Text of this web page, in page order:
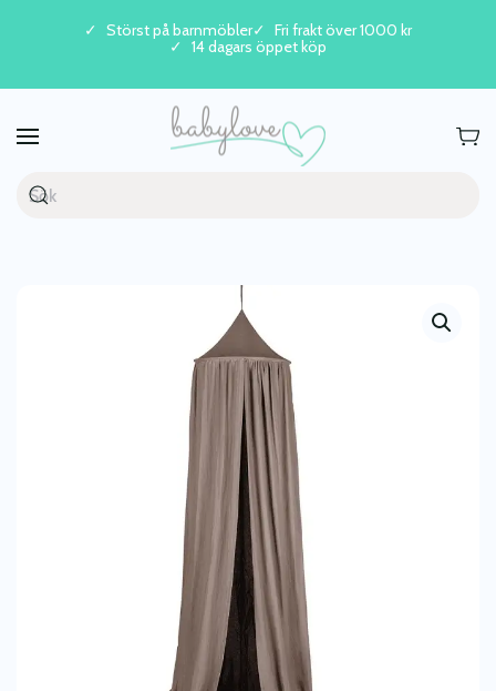
Skip to main content
Störst på barnmöbler
Fri frakt över 1000 kr
14 dagars öppet köp